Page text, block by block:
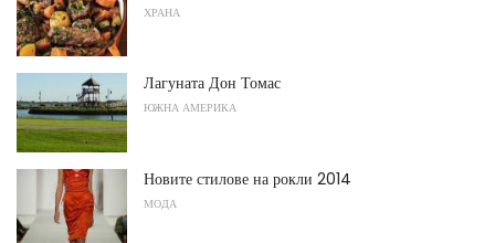
ХРАНА
Лагуната Дон Томас
ЮЖНА АМЕРИКА
Новите стилове на рокли 2014
МОДА